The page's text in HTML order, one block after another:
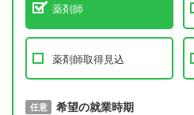
薬剤師
薬剤師取得見込
必須 取得予定年
任意 希望の就業時期